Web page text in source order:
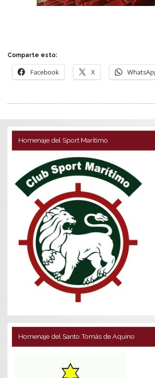
Comparte esto:
Facebook X
Homenaje del Sport Marítimo
Homenaje del Santo Tomás de Aquino